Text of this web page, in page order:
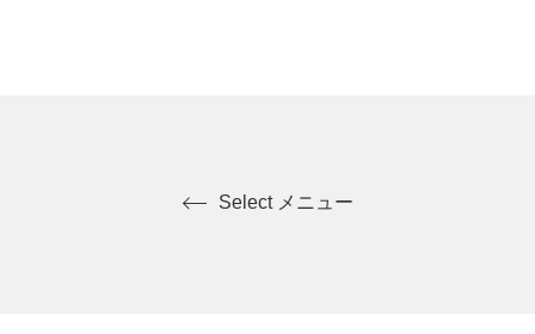
Select メニュー